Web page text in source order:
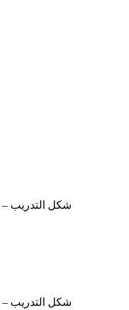
شكل التدريب –
شكل التدريب –